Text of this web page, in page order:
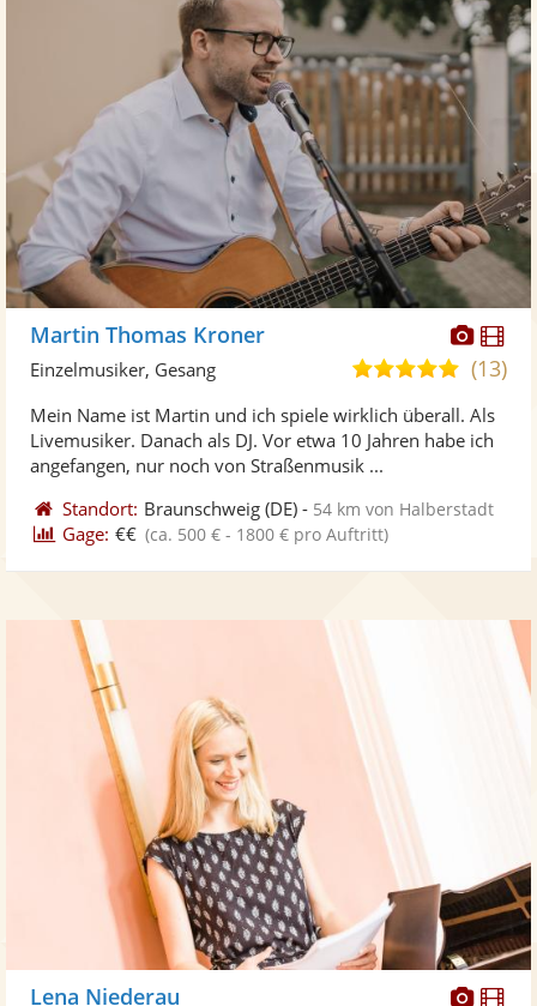
Fotos
Martin Thomas Kroner
5,0
5
(13)
Einzelmusiker, Gesang
Mein Name ist Martin und ich spiele wirklich überall. Als
Livemusiker. Danach als DJ. Vor etwa 10 Jahren habe ich
angefangen, nur noch von Straßenmusik ...
Standort: Braunschweig (DE) - 54 km von Halberstadt
Gage: €€ (ca. 500 € - 1800 € pro Auftritt)
Lena Niederau